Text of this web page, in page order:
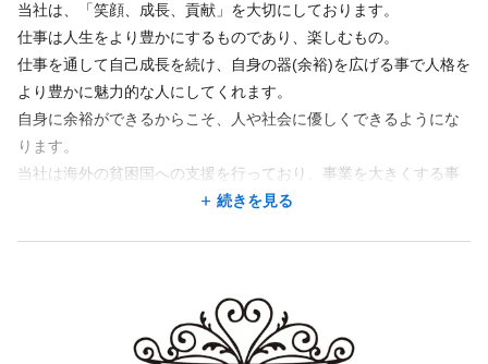
ンセンティブ8万円＋当別ボーナス6万
集客インセンティブについては主に集客からの契約をどれくらい
作ったかによります。頑張り次第で上限はいくらでも。
例。20契約作りました。1件5000円✖️20＝10万円
毎月平均40契約のスタッフもおります。
※歩合給及び業績連動型賞与制度は、状況に応じて制度を見直す
場合があります。
※試用期間あり1〜6ヶ月/月給22〜35万円
LOVEホワイトニング池袋店
東京都 豊島区 南池袋1-11-13 リフュージュアイサウス302
池袋駅 徒歩 8分
LOVEホワイトニング渋谷店
東京都 渋谷区 東1-26-32 拓新ビル4F
東京都 中央区 銀座1-15-13 VORT銀座レジデンス1204号
仕事や何かの活動で結果を出すまで頑張った経験がある方
好きなものを人にオススメするのが好きな方
常に新しい事を学んだり自己成長するのが好きな方
美容、接客が好きな方
思いやりがあり明るく素直な対応ができる方
常に自己啓発している方
事業拡大して新規事業部を立ち上げたい方
当社は、「笑顔、成長、貢献」を大切にしております。
仕事は人生をより豊かにするものであり、楽しむもの。
仕事を通して自己成長を続け、自身の器(余裕)を広げる事で人格を
より豊かに魅力的な人にしてくれます。
自身に余裕ができるからこそ、人や社会に優しくできるようにな
ります。
当社は海外の貧困国への支援を行っており、事業を大きくする事
でより大きな貢献をできると思い、精進しております。
採用決定後、翌日から勤務OK！
◆セルフホワイトニングサロン直営店は銀座・渋谷・池袋にあ
続きを見る